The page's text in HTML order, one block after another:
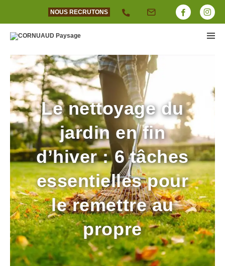
NOUS RECRUTONS
Le nettoyage du
jardin en fin
d’hiver : 6 tâches
essentielles pour
le remettre au
propre